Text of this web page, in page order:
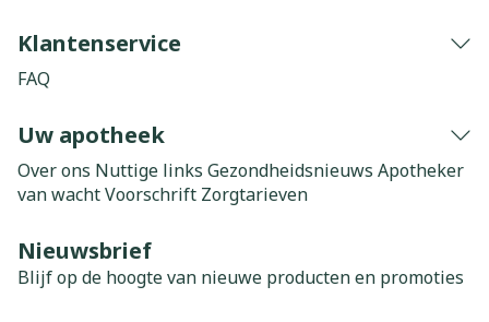
Klantenservice
FAQ
Uw apotheek
Over ons Nuttige links Gezondheidsnieuws Apotheker
van wachtVoorschrift Zorgtarieven
Nieuwsbrief
Blijf op de hoogte van nieuwe producten en promoties